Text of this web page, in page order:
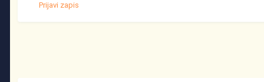
Prijavi zapis